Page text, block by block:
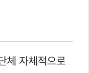
체 자체적으로